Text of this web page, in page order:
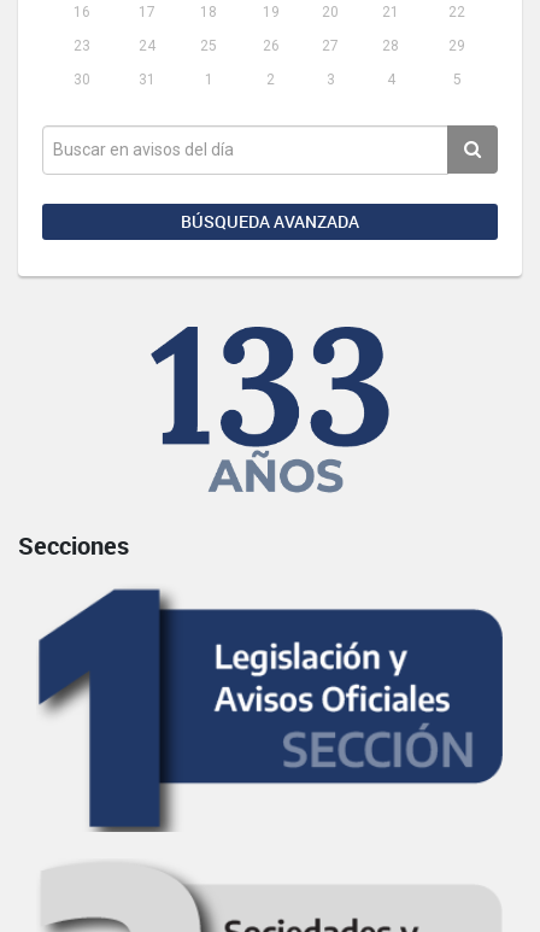
16
17 18 19 20 21
22
23
24 25 26 27 28
29
30
31 1 2 3 4 5
BÚSQUEDA AVANZADA
Secciones